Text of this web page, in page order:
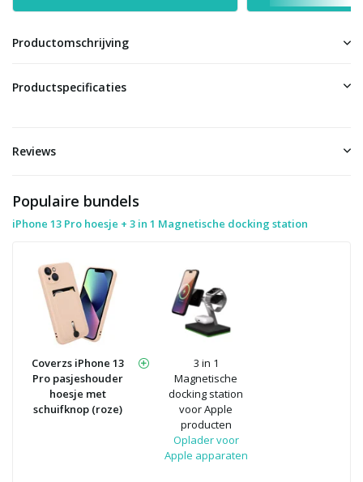
Productomschrijving
Productspecificaties
Reviews
Populaire bundels
iPhone 13 Pro hoesje + 3 in 1 Magnetische docking station
Coverzs iPhone 13
Pro pasjeshouder
hoesje met
schuifknop (roze)
3 in 1
Magnetische
docking station
voor Apple
producten
Oplader voor
Apple apparaten